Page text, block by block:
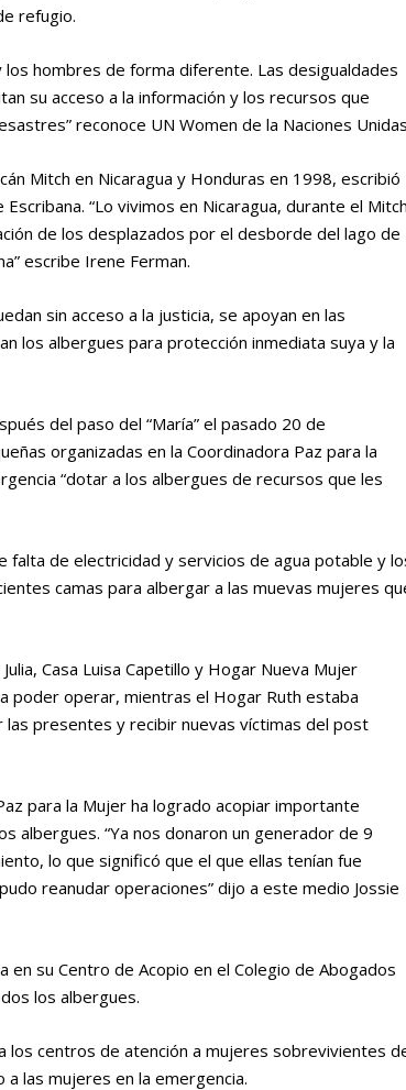
refugio.
hombres de forma diferente. Las desigualdades
su acceso a la información y los recursos que
reconoce UN Women de la Naciones
Mitch en Nicaragua y Honduras en 1998, escribió
“Lo vivimos en Nicaragua, durante el
de los desplazados por el desborde del lago de
escribe Irene Ferman.
sin acceso a la justicia, se apoyan en las
los albergues para protección inmediata suya y la
del paso del “María” el pasado 20 de
organizadas en la Coordinadora Paz para la
“dotar a los albergues de recursos que les
falta de electricidad y servicios de agua potable y
camas para albergar a las muevas mujeres
Casa Luisa Capetillo y Hogar Nueva Mujer
poder operar, mientras el Hogar Ruth estaba
presentes y recibir nuevas víctimas del post
para la Mujer ha logrado acopiar importante
albergues. “Ya nos donaron un generador de 9
lo que significó que el que ellas tenían fue
reanudar operaciones” dijo a este medio Jossie
su Centro de Acopio en el Colegio de Abogados
los albergues.
los centros de atención a mujeres sobrevivientes
las mujeres en la emergencia.